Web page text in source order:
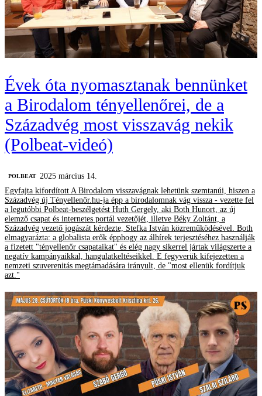
Évek óta nyomasztanak bennünket
a Birodalom tényellenőrei, de a
Századvég most visszavág nekik
(Polbeat-videó)
‎POLBEAT
2025 március 14.
Egyfajta kifordított A Birodalom visszavágnak lehetünk szemtanúi, hiszen a
Századvég új Tényellenőr.hu-ja épp a birodalomnak vág vissza - vezette fel
a legutóbbi Polbeat-beszélgetést Huth Gergely, aki Both Hunort, az új
elemző csapat és internetes portál vezetőjét, illetve Béky Zoltánt, a
Századvég vezető jogászát kérdezte, Stefka István közreműködésével. Both
elmagyarázta: a globalista erők épphogy az álhírek terjesztéséhez használják
a fizetett "tényellenőr csapataikat" és elég nagy sikerrel jártak világszerte a
negatív kampányaikkal, hangulatkeltéseikkel. E fegyverük kifejezetten a
nemzeti szuverenitás megtámadására irányult, de "most ellenük fordítjuk
azt."